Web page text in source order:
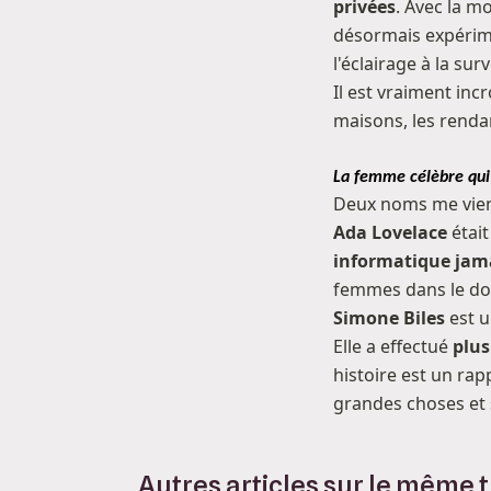
privées. Avec la
désormais
l'éclairage à la
Il est vraiment
maisons, les
La femme célèbre
Deux noms me
Ada Lovelace
informatique
femmes dans le
Simone Biles est
Elle a effectué
histoire est un
grandes choses